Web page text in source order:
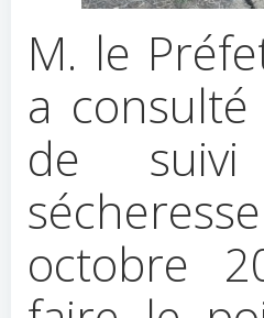
M. le
a
de
octobre